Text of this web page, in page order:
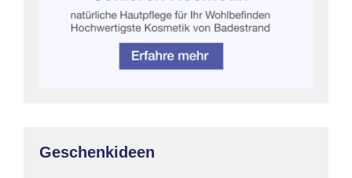
Geschenkideen